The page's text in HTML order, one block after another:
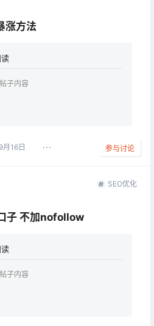
涨方法
子内容
月16日 参与讨论
SEO优化
子 不加nofollow
子内容